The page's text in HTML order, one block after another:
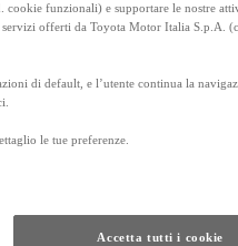
Da
Anche con finanziamento Toyota
47 rate con anticipo € 6.600,00
funzionali) e supportare le nostre
offerti da Toyota Motor Italia S.p.A.
di default, e l’utente continua la
le tue preferenze.
Accetta tutti i cookie